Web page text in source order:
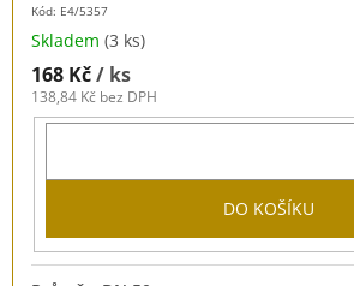
Kód: E4/5357
Skladem (3 ks)
168 Kč/ ks
138,84 Kč bez DPH
DO KOŠÍKU